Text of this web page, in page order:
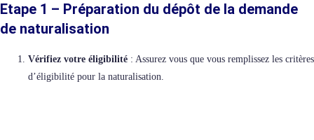
Etape 1 – Préparation du dépôt de la demande
de naturalisation
Vérifiez votre éligibilité : Assurez vous que vous remplissez les critères
d’éligibilité pour la naturalisation.